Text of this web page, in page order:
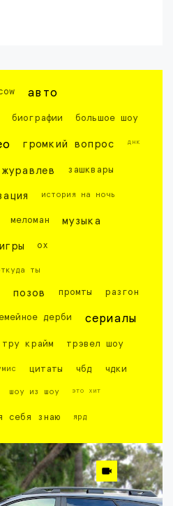
авто
биографии большое шоу
громкий вопрос днк
журавлев зашквары
история на ночь
меломан музыка
ох
ты
позов промты разгон
дерби сериалы
тру крайм трэвел шоу
цитаты чбд чдки
шоу из шоу это хит
себя знаю ярд